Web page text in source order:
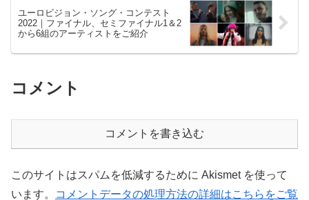
ユーロビジョン・ソング・コンテスト
2022｜ファイナル、セミファイナル1＆2
から6組のアーティストをご紹介
コメント
コメントを書き込む
このサイトはスパムを低減するために Akismet を使って
います。
コメントデータの処理方法の詳細はこちらをご覧